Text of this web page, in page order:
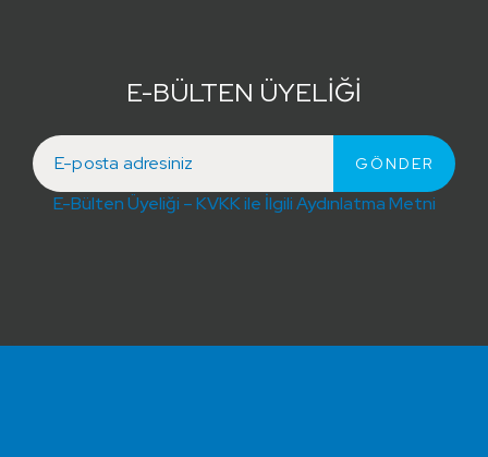
E-BÜLTEN ÜYELİĞİ
E-Bülten Üyeliği – KVKK ile İlgili Aydınlatma Metni